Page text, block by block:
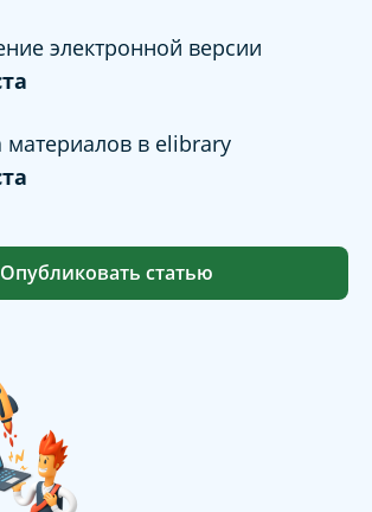
электронной версии
материалов в elibrary
Опубликовать статью